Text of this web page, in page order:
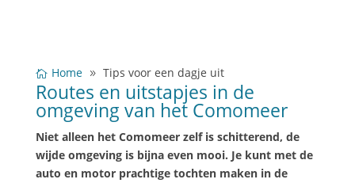
Home Tips voor een dagje uit
Routes en uitstapjes in de
omgeving van het Comomeer
Niet alleen het Comomeer zelf is schitterend, de
wijde omgeving is bijna even mooi. Je kunt met de
auto en motor prachtige tochten maken in de